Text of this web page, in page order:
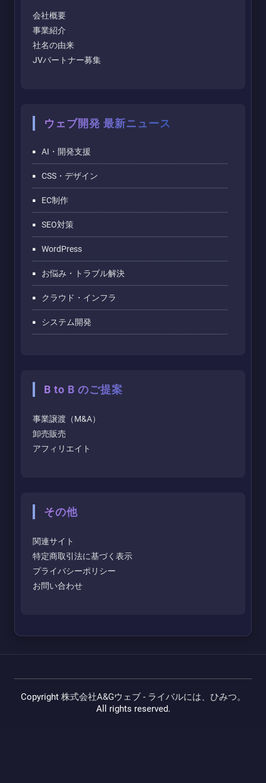
会社概要
事業紹介
社名の由来
JVパートナー募集
ウェブ開発 最新ニュース
AI・開発支援
CSS・デザイン
EC制作
SEO対策
WordPress
お悩み・トラブル解決
クラウド・インフラ
システム開発
B to B のご提案
事業譲渡（M&A）
卸売販売
アフィリエイト
その他
関連サイト
特定商取引法に基づく表示
プライバシーポリシー
お問い合わせ
Copyright 株式会社A&Gウェブ - ライバルには、ひみつ。
All rights reserved.